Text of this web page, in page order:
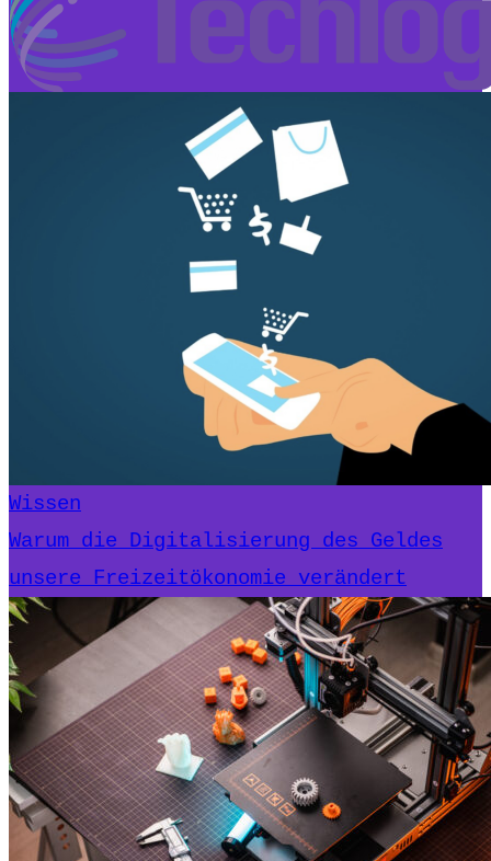
Wissen
Warum die Digitalisierung des Geldes
unsere Freizeitökonomie verändert